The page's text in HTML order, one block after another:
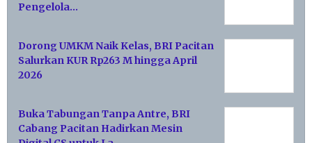
Pengelola…
Dorong UMKM Naik Kelas, BRI Pacitan
Salurkan KUR Rp263 M hingga April
2026
Buka Tabungan Tanpa Antre, BRI
Cabang Pacitan Hadirkan Mesin